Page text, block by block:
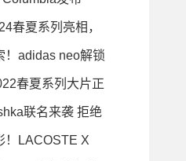
春夏系列亮相，
！adidas neo解锁
春夏系列大片正
联名来袭 拒绝
！LACOSTE X